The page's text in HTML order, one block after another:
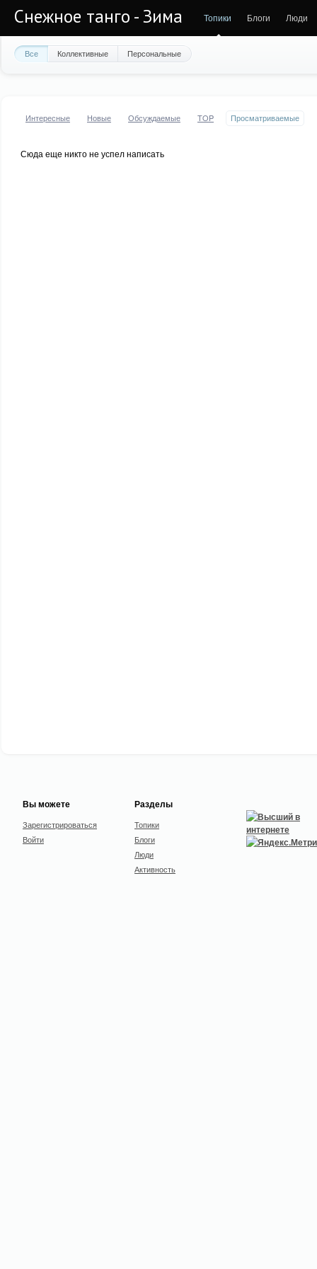
Снежное танго - Зима Топики Блоги Люди
Все Коллективные Персональные
Интересные Новые Обсуждаемые TOP Просматриваемые
Сюда еще никто не успел написать
Вы можете
Зарегистрироваться
Войти
Разделы
Топики
Блоги
Люди
Активность